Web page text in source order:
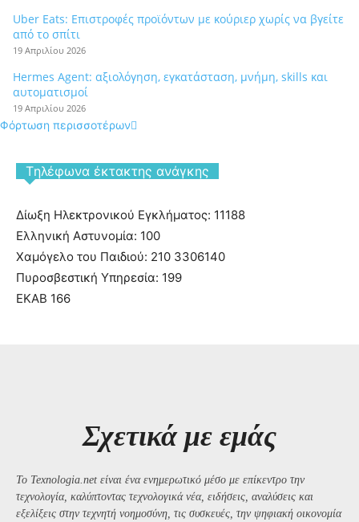
Uber Eats: Επιστροφές προϊόντων με κούριερ χωρίς να βγείτε
από το σπίτι
19 Απριλίου 2026
Hermes Agent: αξιολόγηση, εγκατάσταση, μνήμη, skills και
αυτοματισμοί
19 Απριλίου 2026
Φόρτωση περισσοτέρων
Tηλέφωνα έκτακτης ανάγκης
Δίωξη Ηλεκτρονικού Εγκλήματος: 11188
Ελληνική Αστυνομία: 100
Χαμόγελο του Παιδιού: 210 3306140
Πυροσβεστική Υπηρεσία: 199
ΕΚΑΒ 166
Σχετικά με εμάς
Το Texnologia.net είναι ένα ενημερωτικό μέσο με επίκεντρο την
τεχνολογία, καλύπτοντας τεχνολογικά νέα, ειδήσεις, αναλύσεις και
εξελίξεις στην τεχνητή νοημοσύνη, τις συσκευές, την ψηφιακή οικονομία